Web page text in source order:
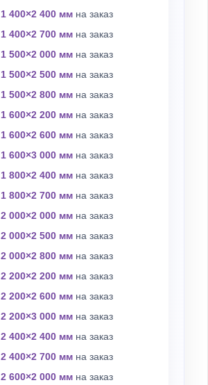
1 400×2 400 мм на заказ
1 400×2 700 мм на заказ
1 500×2 000 мм на заказ
1 500×2 500 мм на заказ
1 500×2 800 мм на заказ
1 600×2 200 мм на заказ
1 600×2 600 мм на заказ
1 600×3 000 мм на заказ
1 800×2 400 мм на заказ
1 800×2 700 мм на заказ
2 000×2 000 мм на заказ
2 000×2 500 мм на заказ
2 000×2 800 мм на заказ
2 200×2 200 мм на заказ
2 200×2 600 мм на заказ
2 200×3 000 мм на заказ
2 400×2 400 мм на заказ
2 400×2 700 мм на заказ
2 600×2 000 мм на заказ